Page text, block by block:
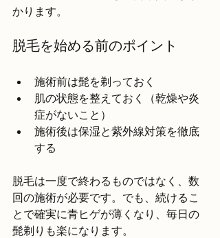
かります。
脱毛を始める前のポイント
施術前は髭を剃っておく
肌の状態を整えておく（乾燥や炎
症がないこと）
施術後は保湿と紫外線対策を徹底
する
脱毛は一度で終わるものではなく、数
回の施術が必要です。でも、続けるこ
とで確実に青ヒゲが薄くなり、毎日の
髭剃りも楽になります。